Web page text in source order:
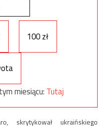
100 zł
miesiącu: Tutaj
skrytykował ukraińskiego